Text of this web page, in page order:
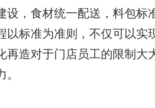
设，食材统一配送，料包标
以标准为准则，不仅可以实
再造对于门店员工的限制大